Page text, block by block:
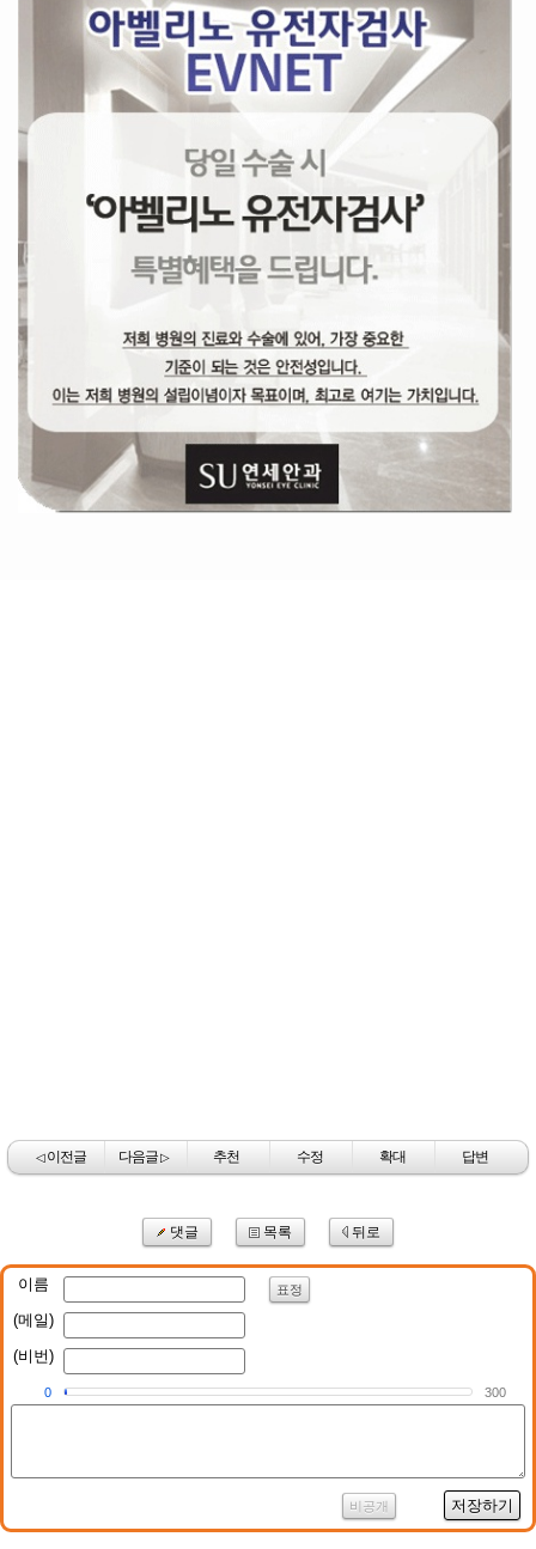
◁이전글 다음글▷ 추천 수정 확대 답변
댓글 목록 뒤로
이름 표정
(메일)
(비번)
0 300
비공개 저장하기